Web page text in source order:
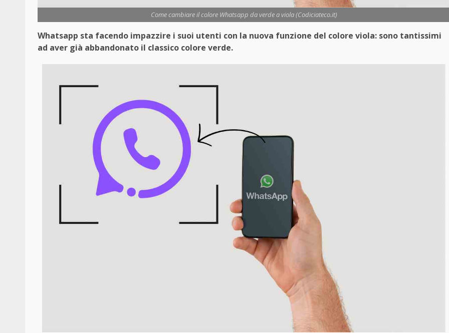
Come cambiare il colore Whatsapp da verde a viola (Codiciateco.it)
Whatsapp sta facendo impazzire i suoi utenti con la nuova funzione del colore viola: sono tantissimi
ad aver già abbandonato il classico colore verde.